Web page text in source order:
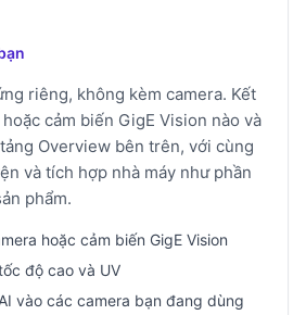
riêng, không kèm camera. Kết
cảm biến GigE Vision nào và
Overview bên trên, với cùng
và tích hợp nhà máy như phần
phẩm.
hoặc cảm biến GigE Vision
độ cao và UV
vào các camera bạn đang dùng